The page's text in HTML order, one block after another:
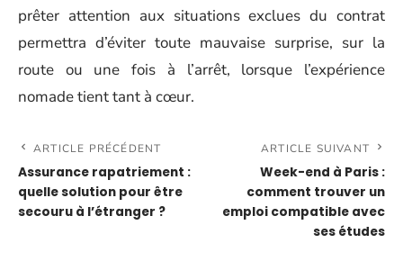
prêter attention aux situations exclues du contrat
permettra d’éviter toute mauvaise surprise, sur la
route ou une fois à l’arrêt, lorsque l’expérience
nomade tient tant à cœur.
ARTICLE PRÉCÉDENT
Assurance rapatriement :
quelle solution pour être
secouru à l’étranger ?
ARTICLE SUIVANT
Week-end à Paris :
comment trouver un
emploi compatible avec
ses études